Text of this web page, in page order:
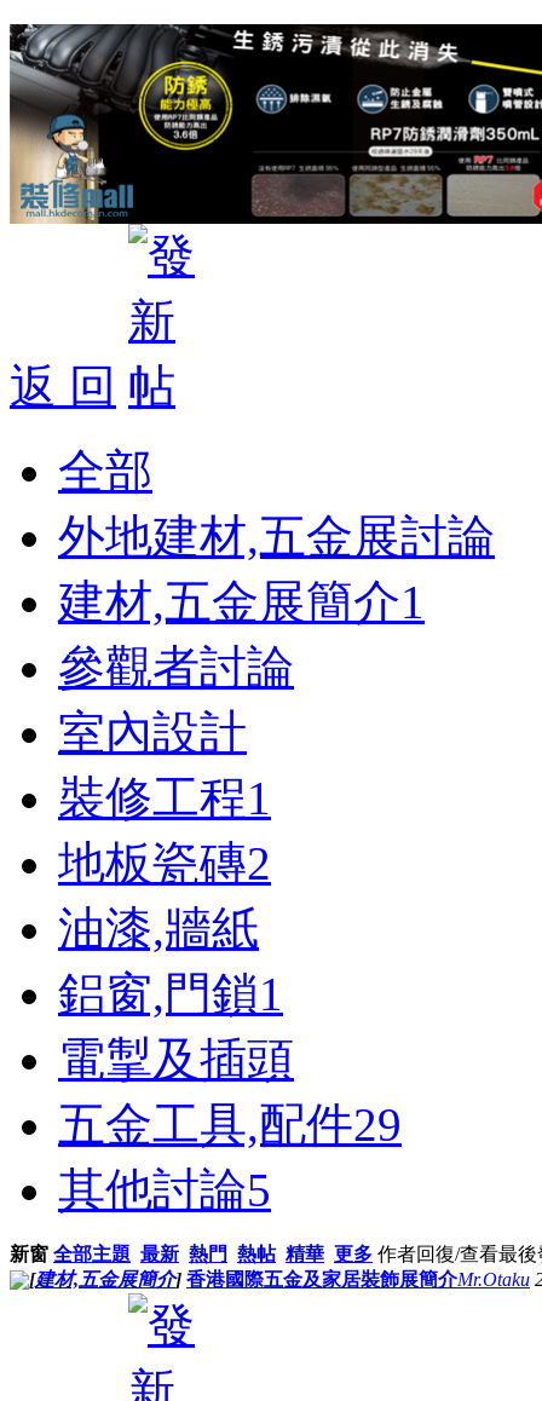
返 回
全部
外地建材,五金展討論
建材,五金展簡介1
參觀者討論
室內設計
裝修工程1
地板瓷磚2
油漆,牆紙
鋁窗,門鎖1
電掣及插頭
五金工具,配件29
其他討論5
新窗 全部主題 最新 熱門 熱帖 精華 更多 作者回復/查看最後
[建材,五金展簡介] 香港國際五金及家居裝飾展簡介Mr.Otaku